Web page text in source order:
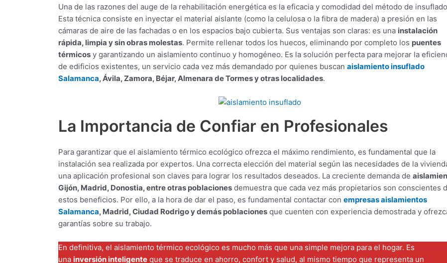
Una de las razones del auge de la rehabilitación energética es la eficacia y comodidad del método de
Esta técnica consiste en inyectar el material aislante (como la celulosa o la fibra de madera) a presión en las
cámaras de aire de las fachadas o en los espacios bajo cubierta. Sus ventajas son claras: es una instalación
rápida, limpia y sin obras molestas. Permite rellenar todos los huecos, eliminando por completo los puentes
térmicos y garantizando un aislamiento continuo y homogéneo. Es la solución perfecta para mejorar la
de edificios existentes, un servicio cada vez más demandado por quienes buscan aislamiento insuflado
Salamanca, Ávila, Zamora, Béjar, Almenara de Tormes y otras localidades.
La Importancia de Confiar en Profesionales
Para garantizar que el aislamiento térmico ecológico ofrezca el máximo rendimiento, es fundamental que la
instalación sea realizada por expertos. Una correcta elección del material según las necesidades de la
una aplicación profesional son claves para lograr los resultados deseados. La creciente demanda de
Gijón, Madrid, Donostia, entre otras poblaciones demuestra que cada vez más propietarios son conscientes
estos beneficios. Por ello, a la hora de dar el paso, es fundamental contactar con empresas aislamientos
Salamanca, Madrid, Ciudad Rodrigo y demás poblaciones que cuenten con experiencia demostrada y
garantías sobre su trabajo.
En definitiva, el aislamiento térmico ecológico es mucho más que una simple mejora para el hogar. Es
una inversión inteligente que se traduce en ahorro, confort y salud, al mismo tiempo que representa un